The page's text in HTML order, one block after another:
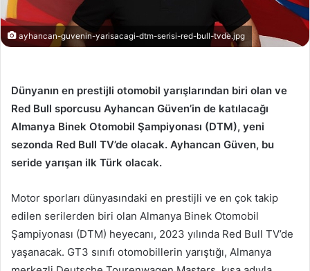
ayhancan-guvenin-yarisacagi-dtm-serisi-red-bull-tvde.jpg
Dünyanın en prestijli otomobil yarışlarından biri olan ve
Red Bull sporcusu Ayhancan Güven’in de katılacağı
Almanya Binek Otomobil Şampiyonası (DTM), yeni
sezonda Red Bull TV’de olacak. Ayhancan Güven, bu
seride yarışan ilk Türk olacak.
Motor sporları dünyasındaki en prestijli ve en çok takip
edilen serilerden biri olan Almanya Binek Otomobil
Şampiyonası (DTM) heyecanı, 2023 yılında Red Bull TV’de
yaşanacak. GT3 sınıfı otomobillerin yarıştığı, Almanya